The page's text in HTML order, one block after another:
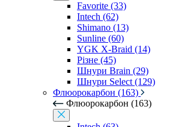
Favorite (33)
Intech (62)
Shimano (13)
Sunline (60)
YGK X-Braid (14)
Різне (45)
Шнури Brain (29)
Шнури Select (129)
Флюорокарбон (163)
Флюорокарбон (163)